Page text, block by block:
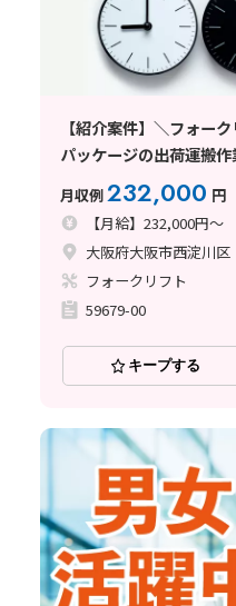
【紹介案件】＼フォー
パッケージの出荷運搬
月収例232,000 円
【月給】232,000円～
大阪府大阪市西淀川区
フォークリフト
59679-00
キープする